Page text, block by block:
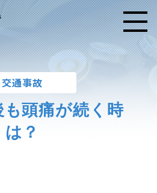
メニ
交通事故
も頭痛が続く時
は？